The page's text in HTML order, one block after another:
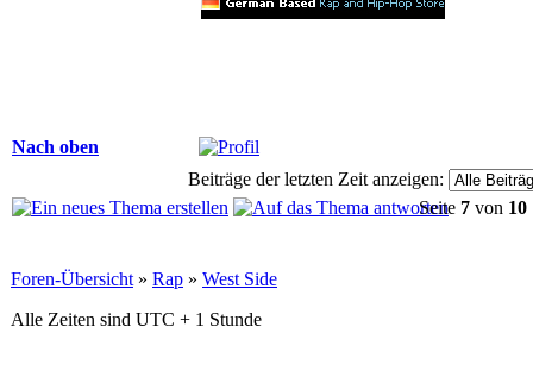
Nach oben
Beiträge der letzten Zeit anzeigen:
Seite 7 von 10
Foren-Übersicht » Rap » West Side
Alle Zeiten sind UTC + 1 Stunde